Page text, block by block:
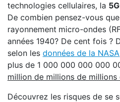
technologies cellulaires, la
De combien pensez-vous
rayonnement micro-ondes
années 1940? De cent fois ?
selon les données de la NASA
plus de 1 000 000 000 000
million de millions de millions
Découvrez les risques de se